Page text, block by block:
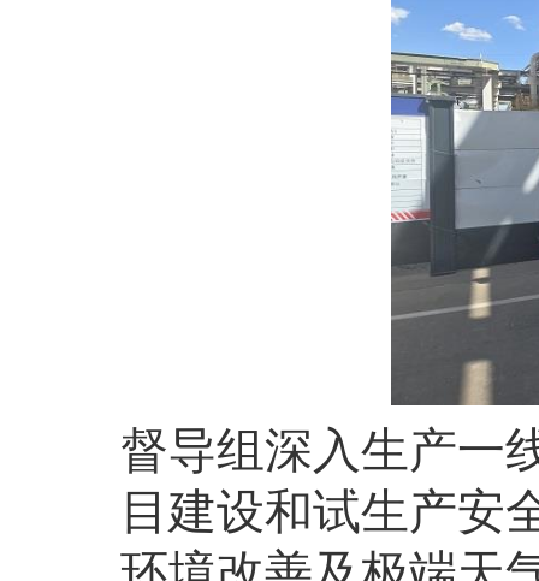
督导组深入生产一
目建设和试生产安